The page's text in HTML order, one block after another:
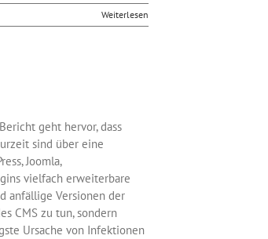
Weiterlesen
geht hervor, dass
sind über eine
Joomla,
vielfach erweiterbare
anfällige Versionen der
CMS zu tun, sondern
Ursache von Infektionen